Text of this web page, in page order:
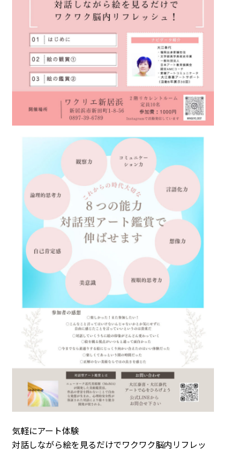
気軽にアート体験
対話しながら絵を見るだけでワクワク脳内リフレッ